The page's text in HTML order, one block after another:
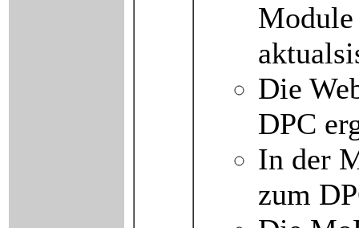
Module
Die
DPC
In der
zum